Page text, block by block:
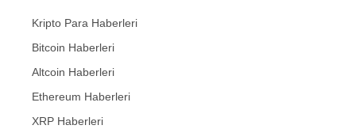
Kripto Para Haberleri
Bitcoin Haberleri
Altcoin Haberleri
Ethereum Haberleri
XRP Haberleri